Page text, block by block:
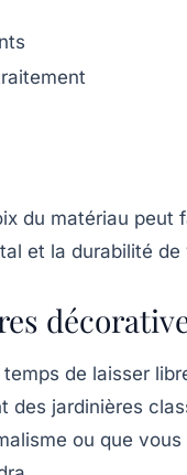
du matériau peut
et la durabilité
de laisser
des jardinières
ou que